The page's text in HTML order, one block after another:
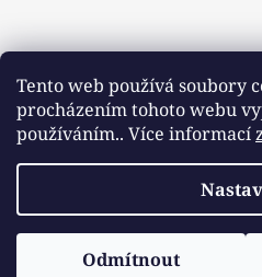
Tento web používá soubory
procházením tohoto webu
používáním.. Více informací
Odmítnout
Instagram
Copyright 2026ArtTride.
Upravit